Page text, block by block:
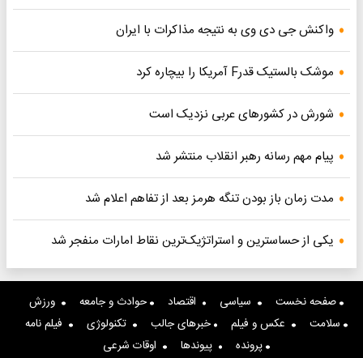
واکنش جی دی وی به نتیجه مذاکرات با ایران
موشک بالستیک قدرF آمریکا را بیچاره کرد
شورش در کشورهای عربی نزدیک است
پیام مهم رسانه رهبر انقلاب منتشر شد
مدت زمان باز بودن تنگه هرمز بعد از تفاهم اعلام شد
یکی از حساسترین و استراتژیک‌ترین نقاط امارات منفجر شد
صفحه نخست سیاسی اقتصاد حوادث و جامعه
ورزش
سلامت
عکس و فیلم خبرهای جالب تکنولوژی
فیلم نامه
پرونده
پیوندها اوقات شرعی